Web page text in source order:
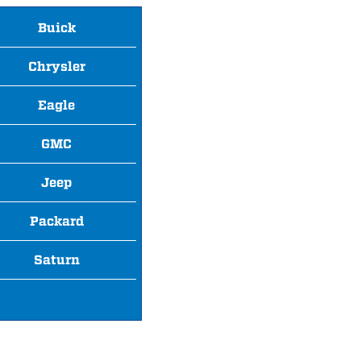
Buick
Chrysler
Eagle
GMC
Jeep
Packard
Saturn